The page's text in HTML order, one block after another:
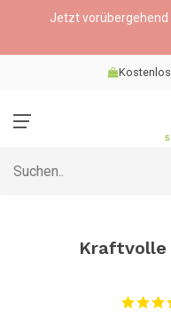
Jetzt
Kraftvolle